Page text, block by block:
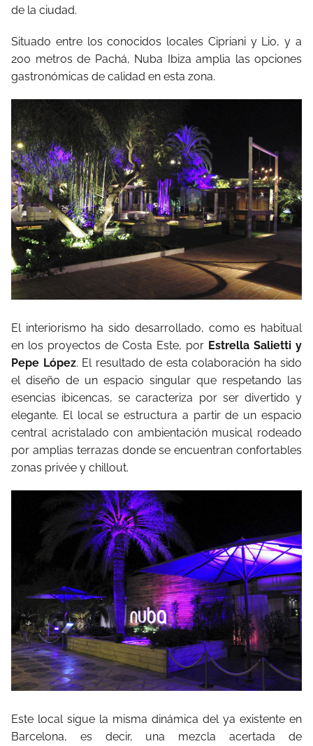
de la ciudad.
Situado entre los conocidos locales Cipriani y Lio, y a
200 metros de Pachá, Nuba Ibiza amplia las opciones
gastronómicas de calidad en esta zona.
El interiorismo ha sido desarrollado, como es habitual
en los proyectos de Costa Este, por Estrella Salietti y
Pepe López. El resultado de esta colaboración ha sido
el diseño de un espacio singular que respetando las
esencias ibicencas, se caracteriza por ser divertido y
elegante. El local se estructura a partir de un espacio
central acristalado con ambientación musical rodeado
por amplias terrazas donde se encuentran confortables
zonas privée y chillout.
Este local sigue la misma dinámica del ya existente en
Barcelona, es decir, una mezcla acertada de